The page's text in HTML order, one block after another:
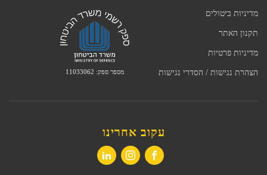
מדיניות ביטולים
תקנון האתר
מדיניות פרטיות
הצהרת נגישות / הסדרי נגישות מספר ספק: 11033062
עקוב אחרינו